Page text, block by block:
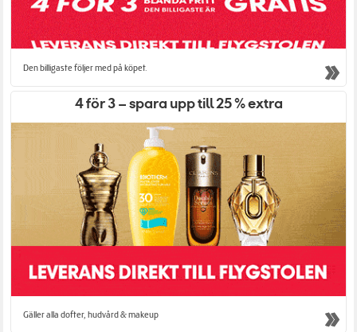
Den billigaste följer med på köpet.
4 för 3 – spara upp till 25 % extra
Gäller alla dofter, hudvård & makeup